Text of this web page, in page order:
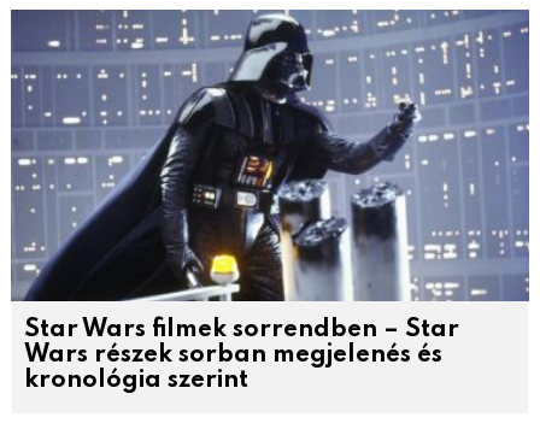
Star Wars filmek sorrendben – Star
Wars részek sorban megjelenés és
kronológia szerint